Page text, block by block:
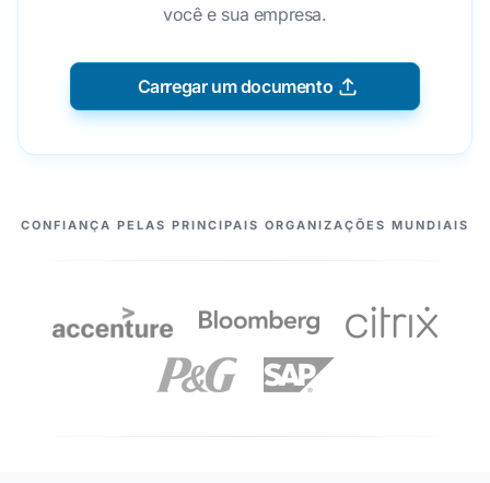
você e sua empresa.
Carregar um documento
OS NOSSOS PARCEIROS
CONFIANÇA PELAS PRINCIPAIS ORGANIZAÇÕES MUNDIAIS